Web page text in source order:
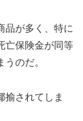
品が多く、特に
亡保険金が同等
のだ。
揄されてしま